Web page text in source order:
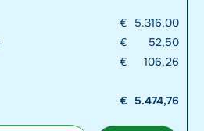
€
5.316,00
€
52,50
€ 106,26
€ 5.474,76